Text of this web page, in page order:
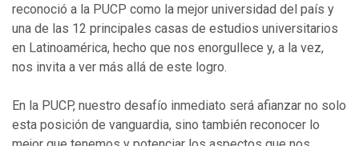
reconoció a la PUCP como la mejor universidad del país y
una de las 12 principales casas de estudios universitarios
en Latinoamérica, hecho que nos enorgullece y, a la vez,
nos invita a ver más allá de este logro.
En la PUCP, nuestro desafío inmediato será afianzar no solo
esta posición de vanguardia, sino también reconocer lo